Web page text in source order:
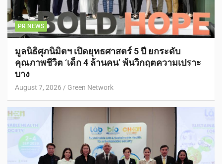
PR NEWS
มูลนิธิศุภนิมิตฯ เปิดยุทธศาสตร์ 5 ปี ยกระดับ
คุณภาพชีวิต ‘เด็ก 4 ล้านคน’ พ้นวิกฤตความเปราะ
บาง
August 7, 2026 Green Network